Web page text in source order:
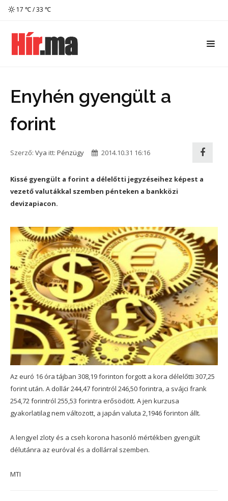
17 ℃ / 33 ℃
Enyhén gyengült a
forint
Szerző: Vya itt: Pénzügy 2014.10.31 16:16
Kissé gyengült a forint a délelőtti jegyzéseihez képest a
vezető valutákkal szemben pénteken a bankközi
devizapiacon.
Az euró 16 óra tájban 308,19 forinton forgott a kora délelőtti 307,25
forint után. A dollár 244,47 forintról 246,50 forintra, a svájci frank
254,72 forintról 255,53 forintra erősödött. A jen kurzusa
gyakorlatilag nem változott, a japán valuta 2,1946 forinton állt.
A lengyel zloty és a cseh korona hasonló mértékben gyengült
délutánra az euróval és a dollárral szemben.
MTI